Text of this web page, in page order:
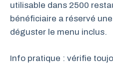
utilisable dans 2500
bénéficiaire a réservé
déguster le menu inclus.
Info pratique : vérifie